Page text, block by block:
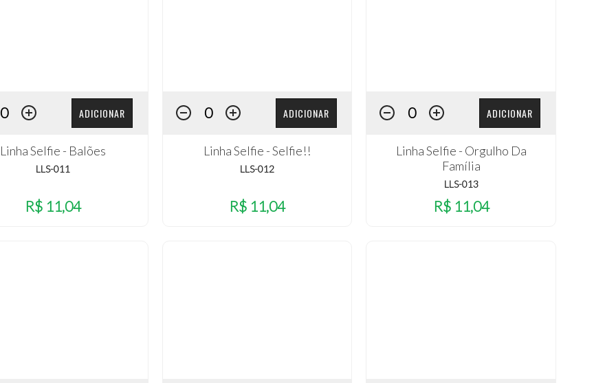
ADICIONAR
Linha Selfie - Balões
LLS-011
R$ 11,04
ADICIONAR
Linha Selfie - Selfie!!
LLS-012
R$ 11,04
ADICIONAR
Linha Selfie - Orgulho Da
Família
LLS-013
R$ 11,04